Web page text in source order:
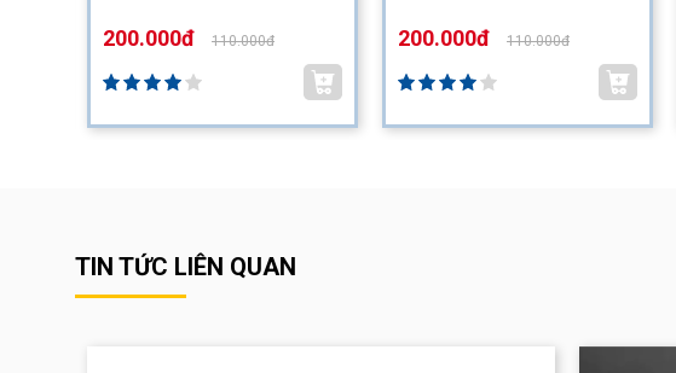
200.000đ 110.000đ 200.000đ 110.000đ
TIN TỨC LIÊN QUAN